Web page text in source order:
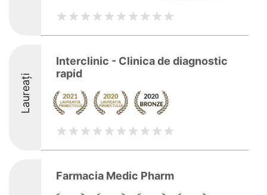
Laureați
Interclinic - Clinica de diagnostic
rapid
Farmacia Medic Pharm